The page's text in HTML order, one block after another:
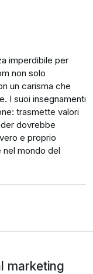
le
delle
come
più a tuo agio nel
utilizzare le
migliori
abilità che può
di produrre
imperdibile per
non solo
un carisma che
I suoi insegnamenti
trasmette valori
dovrebbe
e proprio
mondo del
marketing